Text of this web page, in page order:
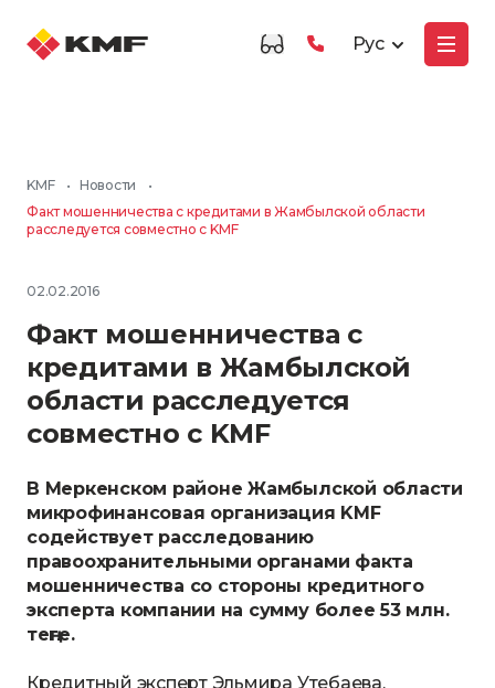
Рус
KMF • Новости
•
Факт мошенничества с кредитами в Жамбылской области
расследуется совместно с KMF
02.02.2016
Факт мошенничества с
кредитами в Жамбылской
области расследуется
совместно с KMF
В Меркенском районе Жамбылской области
микрофинансовая организация KMF
содействует расследованию
правоохранительными органами факта
мошенничества со стороны кредитного
эксперта компании на сумму более 53 млн.
теңге.
Кредитный эксперт Эльмира Утебаева,